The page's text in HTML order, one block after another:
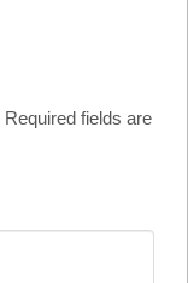
Required fields are